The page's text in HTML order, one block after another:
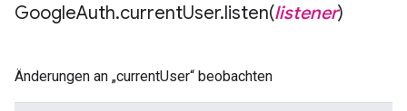
GoogleAuth.currentUser.listen(listener)
Änderungen an „currentUser“ beobachten